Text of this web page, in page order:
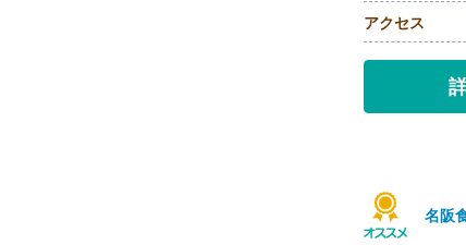
アクセス
名阪